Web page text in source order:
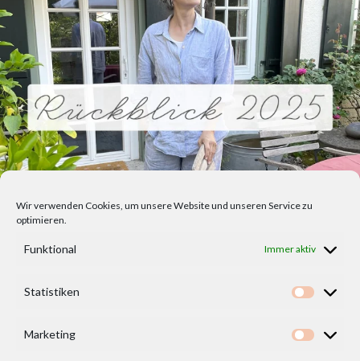
Wir verwenden Cookies, um unsere Website und unseren Service zu
optimieren.
Funktional Immer aktiv
Statistiken
Marketing